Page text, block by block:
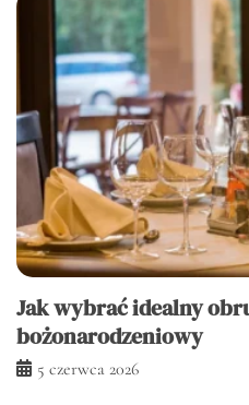
Jak wybrać idealny
bożonarodzeniowy
5 czerwca 2026